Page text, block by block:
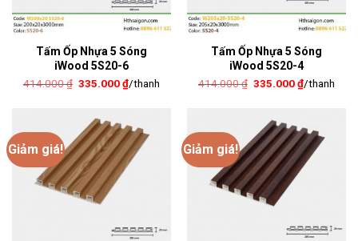
Tấm Ốp Nhựa 5 Sóng
iWood 5S20-6
414.000₫ Giá
335.000₫Giá
335.000 ₫.
/thanh
Tấm Ốp Nhựa 5 Sóng
iWood 5S20-4
414.000₫ Giá
335.000₫Giá
/thanh
Giảm giá! Giảm giá!